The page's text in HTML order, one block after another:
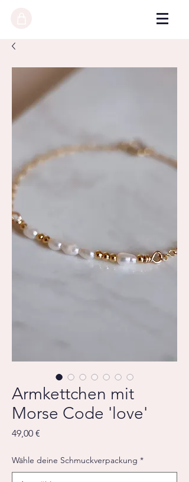
Armkettchen mit
Morse Code 'love'
49,00 €
Wähle deine Schmuckverpackung *